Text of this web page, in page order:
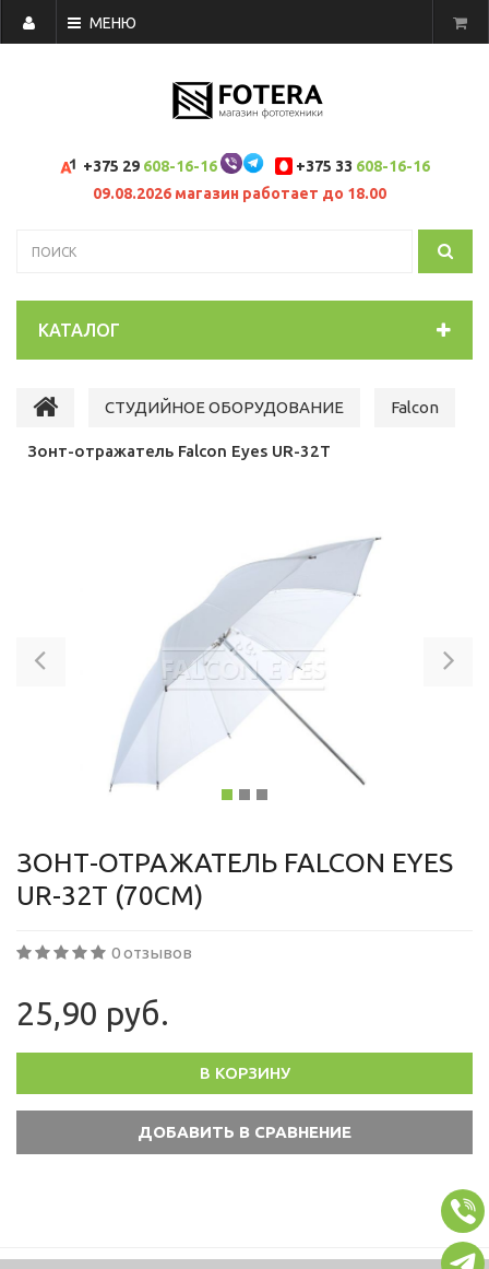
МЕНЮ
+375 29 608-16-16 +375 33 608-16-16
09.08.2026 магазин работает до 18.00
КАТАЛОГ
СТУДИЙНОЕ ОБОРУДОВАНИЕ Falcon
Зонт-отражатель Falcon Eyes UR-32T
ЗОНТ-ОТРАЖАТЕЛЬ FALCON EYES
UR-32T (70СМ)
0 отзывов
25,90 руб.
В КОРЗИНУ